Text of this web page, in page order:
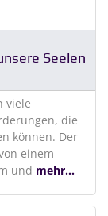
Seelen
viele
die
können. Der
einem
und mehr...